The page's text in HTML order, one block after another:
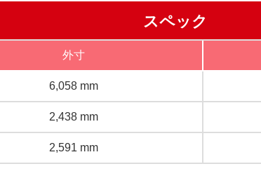
スペック
外寸
6,058 mm
2,438 mm
2,591 mm